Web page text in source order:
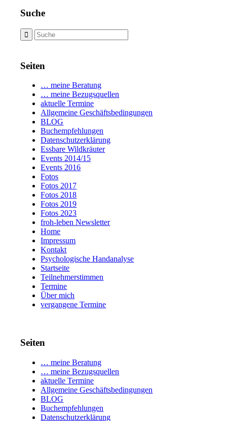
Suche
Seiten
… meine Beratung
… meine Bezugsquellen
aktuelle Termine
Allgemeine Geschäftsbedingungen
BLOG
Buchempfehlungen
Datenschutzerklärung
Essbare Wildkräuter
Events 2014/15
Events 2016
Fotos
Fotos 2017
Fotos 2018
Fotos 2019
Fotos 2023
froh-leben Newsletter
Home
Impressum
Kontakt
Psychologische Handanalyse
Startseite
Teilnehmerstimmen
Termine
Über mich
vergangene Termine
Seiten
… meine Beratung
… meine Bezugsquellen
aktuelle Termine
Allgemeine Geschäftsbedingungen
BLOG
Buchempfehlungen
Datenschutzerklärung